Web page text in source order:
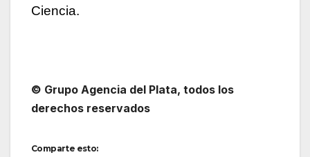
Ciencia.
© Grupo Agencia del Plata, todos los
derechos reservados
Comparte esto: